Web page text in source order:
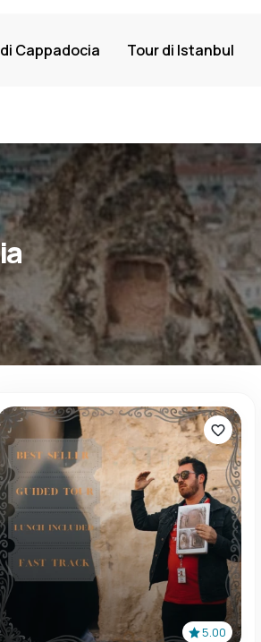
Cappadocia Tour di Istanbul
5.00